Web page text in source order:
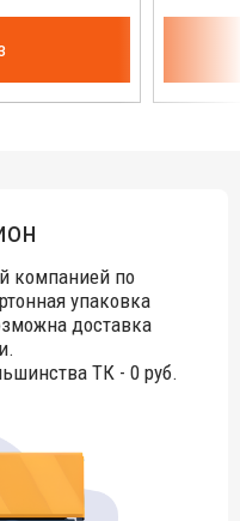
компанией по
упаковка
доставка
ТК - 0 руб.